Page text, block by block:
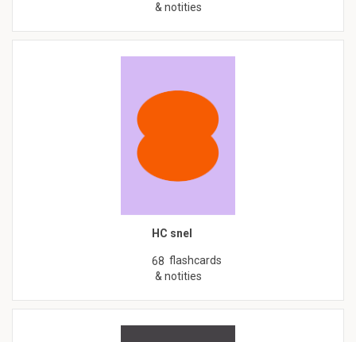
& notities
HC snel
68 flashcards
& notities